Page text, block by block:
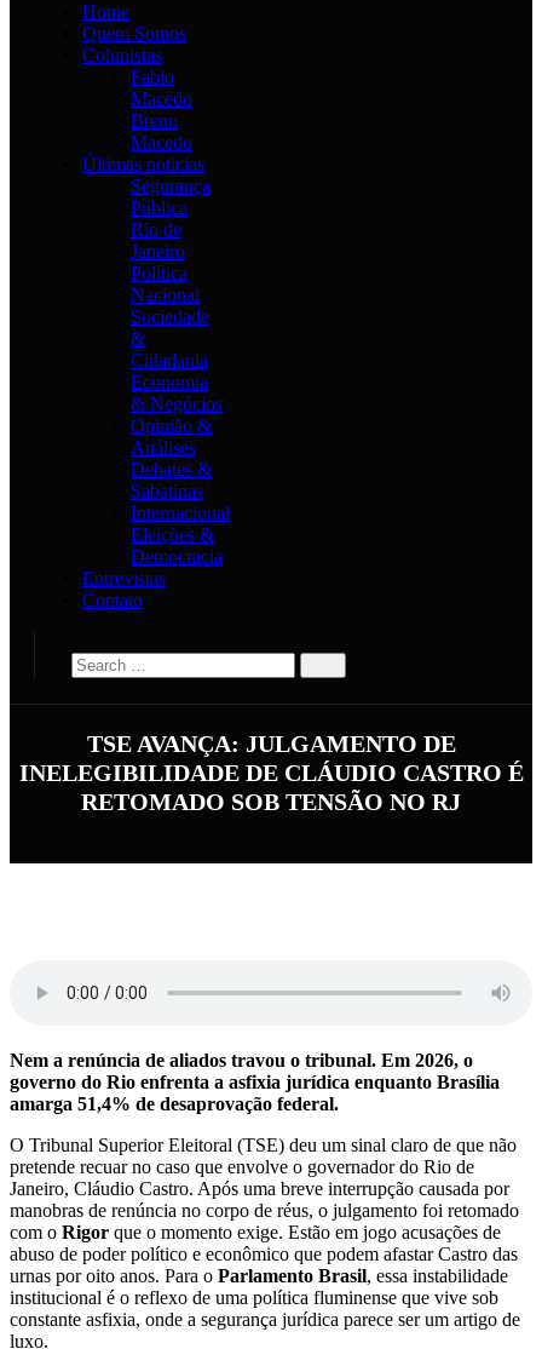
Home
Quem Somos
Colunistas
Fabio
Macedo
Breno
Macedo
Últimas notícias
Segurança
Pública
Rio de
Janeiro
Política
Nacional
Sociedade
&
Cidadania
Economia
& Negócios
Opinião &
Análises
Debates &
Sabatinas
Internacional
Eleições &
Democracia
Entrevistas
Contato
TSE AVANÇA: JULGAMENTO DE
INELEGIBILIDADE DE CLÁUDIO CASTRO É
RETOMADO SOB TENSÃO NO RJ
Nem a renúncia de aliados travou o tribunal. Em 2026, o
governo do Rio enfrenta a asfixia jurídica enquanto Brasília
amarga 51,4% de desaprovação federal.
O Tribunal Superior Eleitoral (TSE) deu um sinal claro de que não
pretende recuar no caso que envolve o governador do Rio de
Janeiro, Cláudio Castro. Após uma breve interrupção causada por
manobras de renúncia no corpo de réus, o julgamento foi retomado
com o Rigor que o momento exige. Estão em jogo acusações de
abuso de poder político e econômico que podem afastar Castro das
urnas por oito anos. Para o Parlamento Brasil, essa instabilidade
institucional é o reflexo de uma política fluminense que vive sob
constante asfixia, onde a segurança jurídica parece ser um artigo de
luxo.